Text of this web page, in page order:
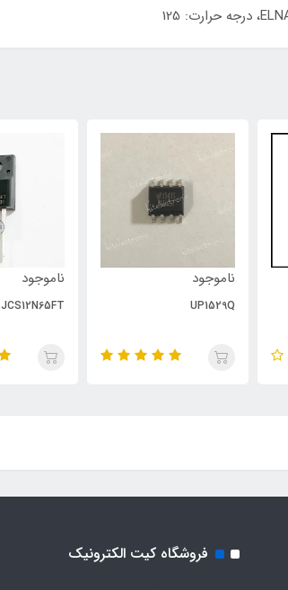
ناموجود
UP1529Q
ناموجود
JCS12N65FT
فروشگاه کیت الکترونیک